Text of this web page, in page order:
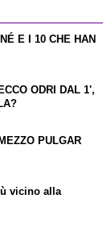
E I 10 CHE HAN
ODRI
DAL 1',
PULGAR
vicino alla